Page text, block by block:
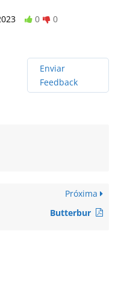
0 0
Enviar
Feedback
Próxima
Butterbur